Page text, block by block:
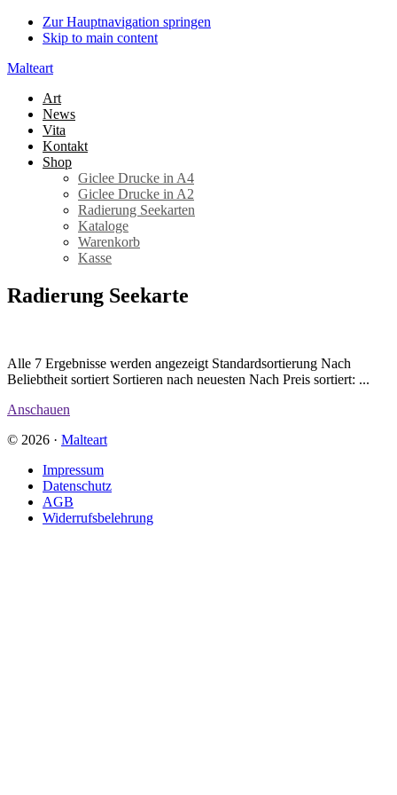
Zur Hauptnavigation springen
Skip to main content
Malteart
Art
News
Vita
Kontakt
Shop
Giclee Drucke in A4
Giclee Drucke in A2
Radierung Seekarten
Kataloge
Warenkorb
Kasse
Radierung Seekarte
Alle 7 Ergebnisse werden angezeigt Standardsortierung Nach
Beliebtheit sortiert Sortieren nach neuesten Nach Preis sortiert: ...
Anschauen
© 2026 · Malteart
Impressum
Datenschutz
AGB
Widerrufsbelehrung